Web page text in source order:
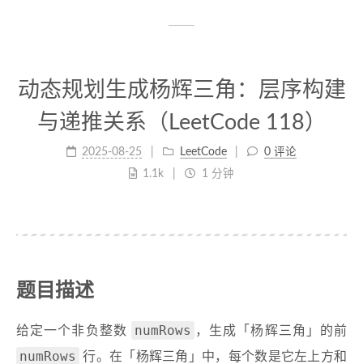
动态规划生成杨辉三角：层序构建
与递推关系（LeetCode 118）
2025-08-25 LeetCode
0 评论
1.1k
1 分钟
题目描述
给定一个非负整数 numRows ，生成「杨辉三角」的前
numRows
行。在「杨辉三角」中，每个数是它左上方和